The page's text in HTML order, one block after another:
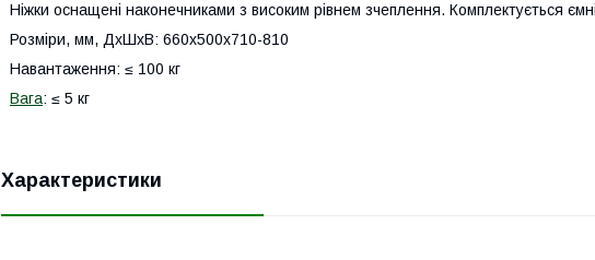
Ніжки оснащені наконечниками з високим рівнем зчеплення. Комплектується
Розміри, мм, ДхШхВ: 660х500х710-810
Навантаження: ≤ 100 кг
Вага: ≤ 5 кг
Характеристики